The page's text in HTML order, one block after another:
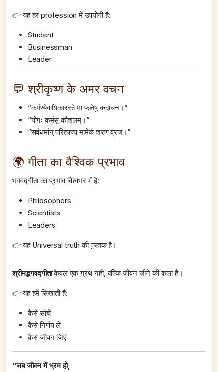
👉 यह हर profession में उपयोगी है:
Student
Businessman
Leader
💬 श्रीकृष्ण के अमर वचन
“कर्मण्येवाधिकारस्ते मा फलेषु कदाचन।”
“योगः कर्मसु कौशलम्।”
“सर्वधर्मान् परित्यज्य मामेकं शरणं व्रज।”
🌍 गीता का वैश्विक प्रभाव
भगवद्गीता का प्रभाव विश्वभर में है:
Philosophers
Scientists
Leaders
👉 यह Universal truth की पुस्तक है।
श्रीमद्भगवद्गीताकेवल एक ग्रंथ नहीं, बल्कि जीवन जीने की कला है।
👉 यह हमें सिखाती है:
कैसे सोचें
कैसे निर्णय लें
कैसे जीवन जिएं
“जब जीवन में भ्रम हो,